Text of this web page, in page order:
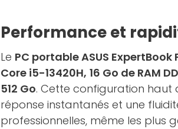
Performance et
Le PC portable ASUS ExpertBook
Core i5-13420H, 16 Go de RAM
512 Go. Cette configuration
réponse instantanés et une
professionnelles, même les plus